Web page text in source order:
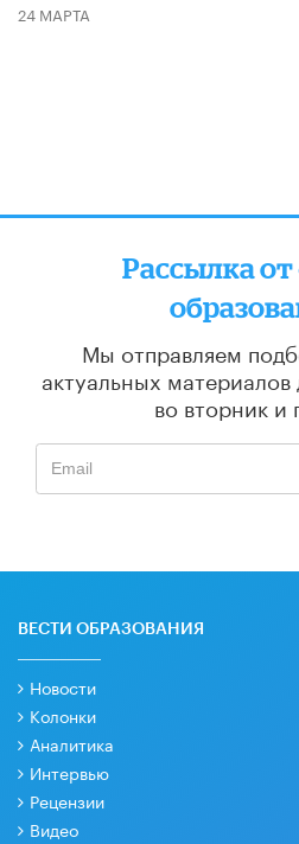
24 МАРТА
Рассылка от
Мы отправляем
актуальных материалов
во вторник и
ВЕСТИ ОБРАЗОВАНИЯ
Новости
Колонки
Аналитика
Интервью
Рецензии
Видео